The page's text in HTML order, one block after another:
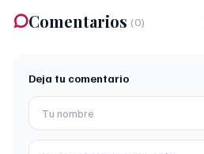
Comentarios (0)
Deja tu comentario